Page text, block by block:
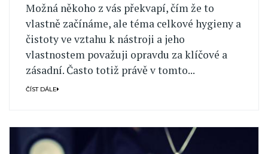
Možná někoho z vás překvapí, čím že to
vlastně začínáme, ale téma celkové hygieny a
čistoty ve vztahu k nástroji a jeho
vlastnostem považuji opravdu za klíčové a
zásadní. Často totiž právě v tomto...
ČÍST DÁLE